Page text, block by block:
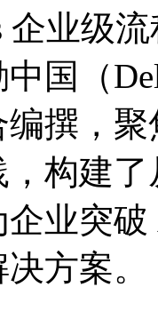
企业级
勤中国
撰
，构
企业突
方案。